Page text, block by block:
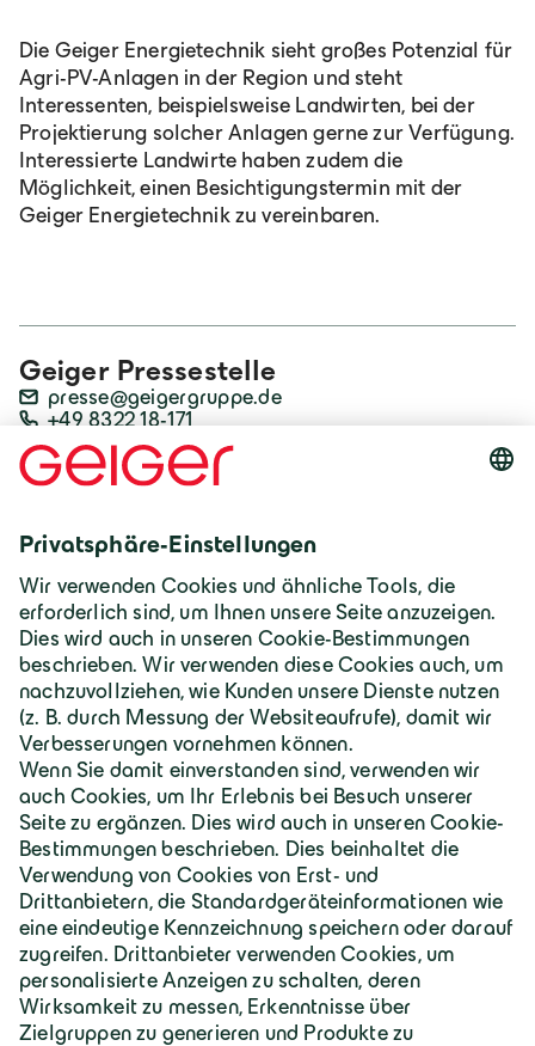
Geiger Pressestelle
presse@geigergruppe.de
+49 8322 18-171
Download Foto
JPG
Die Geiger Energietechnik sieht großes Potenzial für
Agri-PV-Anlagen in der Region und steht
Interessenten, beispielsweise Landwirten, bei der
Projektierung solcher Anlagen gerne zur Verfügung.
Interessierte Landwirte haben zudem die
Möglichkeit, einen Besichtigungstermin mit der
Geiger Energietechnik zu vereinbaren.
Deutschland | Deutsch
Geiger Gruppe